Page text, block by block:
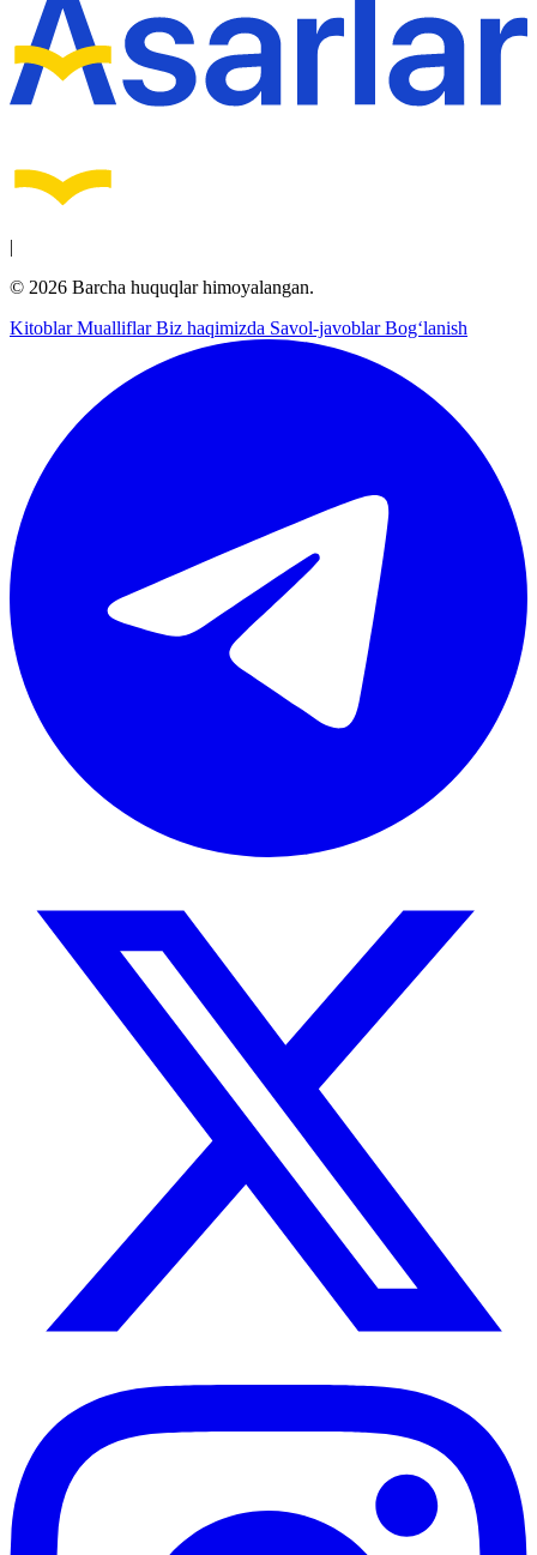
|
© 2026 Barcha huquqlar himoyalangan.
KitoblarMualliflarBiz haqimizda Savol-javoblarBog‘lanish